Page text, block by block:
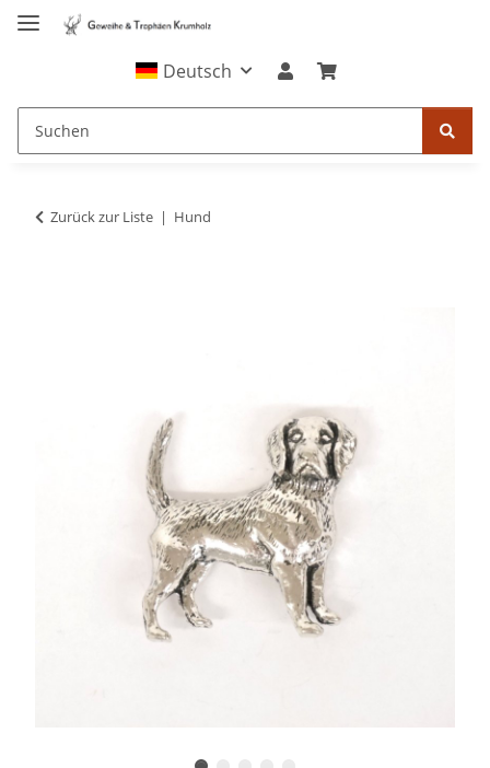
Deutsch
Zurück zur Liste Hund